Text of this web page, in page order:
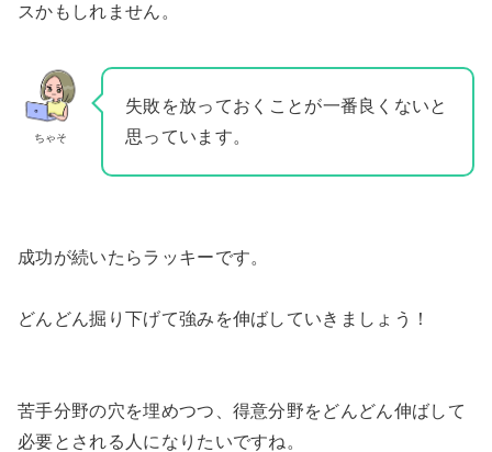
スかもしれません。
ちゃそ
失敗を放っておくことが一番良くないと
思っています。
成功が続いたらラッキーです。
どんどん掘り下げて強みを伸ばしていきましょう！
苦手分野の穴を埋めつつ、得意分野をどんどん伸ばして
必要とされる人になりたいですね。